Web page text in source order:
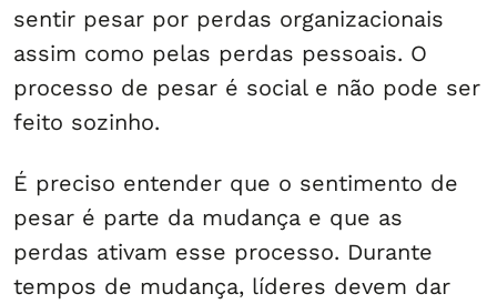
sentir pesar por perdas organizacionais
assim como pelas perdas pessoais. O
processo de pesar é social e não pode ser
feito sozinho.
É preciso entender que o sentimento de
pesar é parte da mudança e que as
perdas ativam esse processo. Durante
tempos de mudança, líderes devem dar